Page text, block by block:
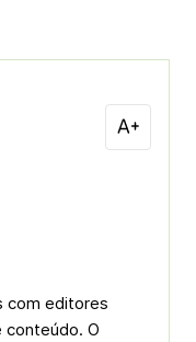
com editores
conteúdo. O